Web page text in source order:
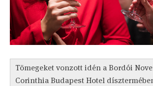
Tömegeket vonzott idén a Bordói
Corinthia Budapest Hotel